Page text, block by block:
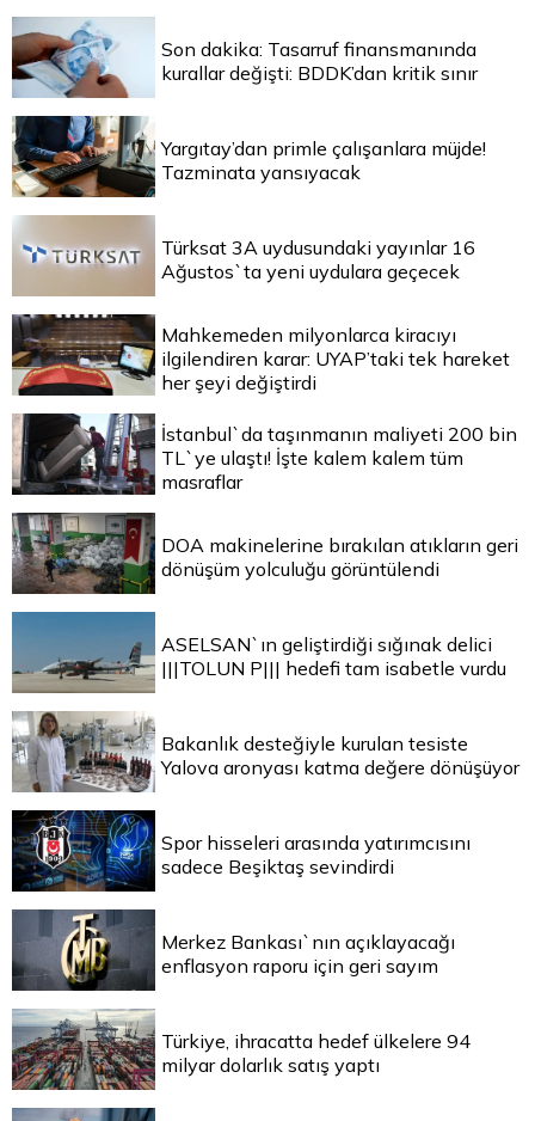
Son dakika: Tasarruf finansmanında
kurallar değişti: BDDK’dan kritik sınır
Yargıtay’dan primle çalışanlara müjde!
Tazminata yansıyacak
Türksat 3A uydusundaki yayınlar 16
Ağustos`ta yeni uydulara geçecek
Mahkemeden milyonlarca kiracıyı
ilgilendiren karar: UYAP’taki tek hareket
her şeyi değiştirdi
İstanbul`da taşınmanın maliyeti 200 bin
TL`ye ulaştı! İşte kalem kalem tüm
masraflar
DOA makinelerine bırakılan atıkların geri
dönüşüm yolculuğu görüntülendi
ASELSAN`ın geliştirdiği sığınak delici
|||TOLUN P||| hedefi tam isabetle vurdu
Bakanlık desteğiyle kurulan tesiste
Yalova aronyası katma değere dönüşüyor
Spor hisseleri arasında yatırımcısını
sadece Beşiktaş sevindirdi
Merkez Bankası`nın açıklayacağı
enflasyon raporu için geri sayım
Türkiye, ihracatta hedef ülkelere 94
milyar dolarlık satış yaptı